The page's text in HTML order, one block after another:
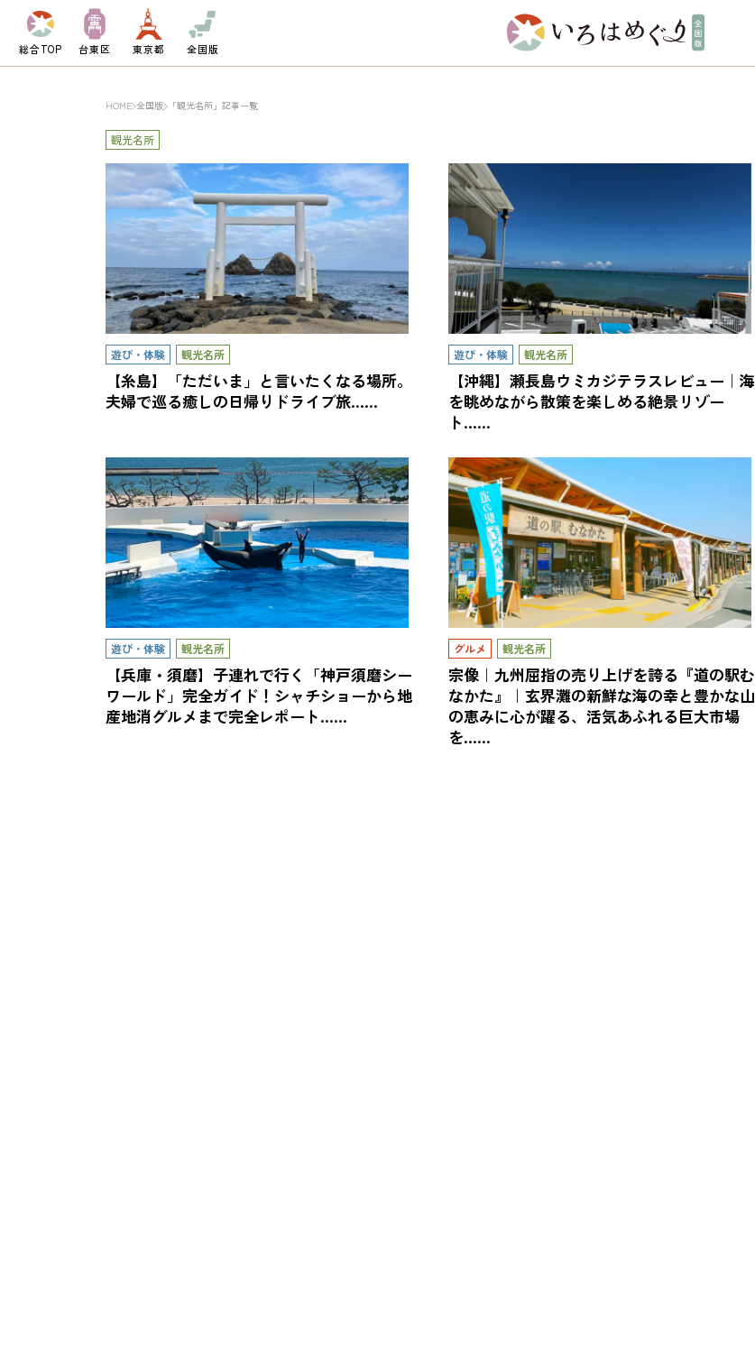
総合TOP 台東区 東京都 全国版
HOME 全国版 「観光名所」記事一覧
観光名所
遊び・体験 観光名所
【糸島】「ただいま」と言いたくなる場所。
夫婦で巡る癒しの日帰りドライブ旅……
遊び・体験 観光名所
【沖縄】瀬長島ウミカジテラスレビュー｜海
を眺めながら散策を楽しめる絶景リゾー
ト……
遊び・体験 観光名所
【兵庫・須磨】子連れで行く「神戸須磨シー
ワールド」完全ガイド！シャチショーから地
産地消グルメまで完全レポート……
グルメ 観光名所
宗像｜九州屈指の売り上げを誇る『道の駅む
なかた』｜玄界灘の新鮮な海の幸と豊かな山
の恵みに心が躍る、活気あふれる巨大市場
を……